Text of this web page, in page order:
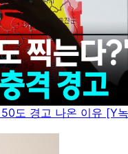
도 경고 나온 이유 [Y